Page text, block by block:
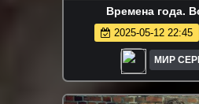
Времена года.
2025-05-12 22:45
МИР